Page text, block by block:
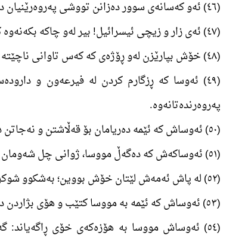
(٤٦) ئەو کەسانەی سوور دەزانن تووشی پەروەرێنیان دەبن و دەگەڕێنەوە بۆ لای خۆی.
(٤٧) ئەی زار و زیچی ئیسرائیل! بیر لەو چاکە بکەنەوە کە من دەربارەتانم کرد؛ لە چاو خەڵکی ھەموو دنیا پتر ڕێزم لە ئێوە نا.
(٤٨) خۆش بپارێزن لەو ڕۆژەی کە کەس تاوانی ناچێتە سەر کەسی تر؛ نە بارمتەی تێدا ھەیە و نە ھیچ خۆ کڕینەوەیەک؛ کەسیش دە ھانای کەس نایە.
(٤٩) ئەوسا کە ڕزگارم کردن لە فیرعەون و
پەروەرندەتانەوە.
(٥٠) ئەوساش کە ئێمە دەریامان بۆ قەڵاشتن و نەجاتن دان و ئەوانەی وەل فیرعەون بوون، ھەموومان بە خنکاندن دا و ئێوە تماشاو دەکردن.
(٥١) ئەوساکەش کە دەگەڵ مووسا، ژوانی چل شەومان دانا، ئێوە ئەو ناھەقییەتان کرد: پاش ئەو گوێرەکەتان پەرست.
(٥٢) لە پاش ئەمەش لێتان خۆش بووین؛ بەشکوو شوکرانەبژێر بن.
(٥٣) ئەوساش کە ئێمە بە مووسا کتێب و ھۆی بژاردن دا؛ بەشکوو ئێوە شارەزا بن.
(٥٤) ئەوساش مووسا بە ھۆزەکەی خۆی ڕاگەیاند: